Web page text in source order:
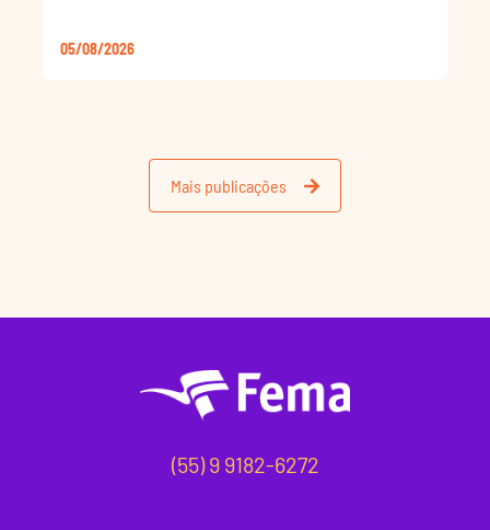
05/08/2026
Mais publicações
(55) 9 9182-6272